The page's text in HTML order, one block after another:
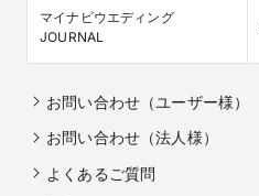
マイナビウエディング
JOURNAL
お問い合わせ（ユーザー様）
お問い合わせ（法人様）
よくあるご質問